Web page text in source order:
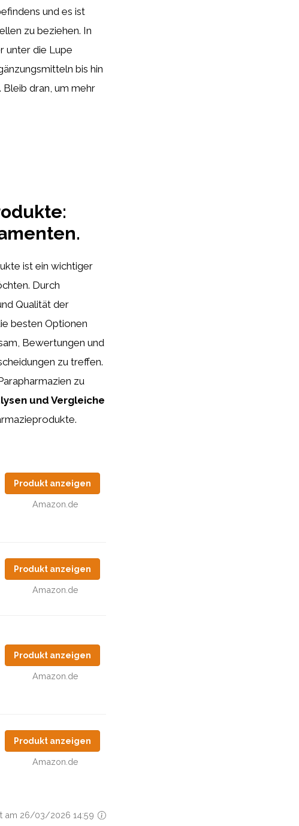
und es ist
zu beziehen. In
unter die Lupe
bis hin
dran, um mehr
ist ein wichtiger
Durch
Qualität der
besten Optionen
Bewertungen und
zu treffen.
zu
und Vergleiche
Produkt anzeigen
Amazon.de
Produkt anzeigen
Amazon.de
Produkt anzeigen
Amazon.de
Produkt anzeigen
Amazon.de
am 26/03/2026 14:59